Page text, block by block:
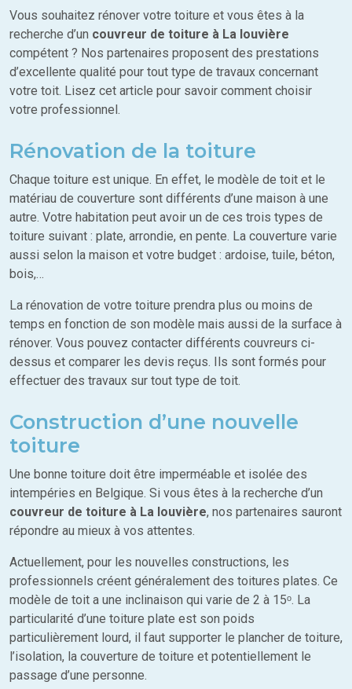
Vous souhaitez rénover votre toiture et vous êtes à la
recherche d’un couvreur de toiture à La louvière
compétent ? Nos partenaires proposent des prestations
d’excellente qualité pour tout type de travaux concernant
votre toit. Lisez cet article pour savoir comment choisir
votre professionnel.
Rénovation de la toiture
Chaque toiture est unique. En effet, le modèle de toit et le
matériau de couverture sont différents d’une maison à une
autre. Votre habitation peut avoir un de ces trois types de
toiture suivant : plate, arrondie, en pente. La couverture varie
aussi selon la maison et votre budget : ardoise, tuile, béton,
bois,…
La rénovation de votre toiture prendra plus ou moins de
temps en fonction de son modèle mais aussi de la surface à
rénover. Vous pouvez contacter différents couvreurs ci-
dessus et comparer les devis reçus. Ils sont formés pour
effectuer des travaux sur tout type de toit.
Construction d’une nouvelle
toiture
Une bonne toiture doit être imperméable et isolée des
intempéries en Belgique. Si vous êtes à la recherche d’un
couvreur de toiture à La louvière, nos partenaires sauront
répondre au mieux à vos attentes.
Actuellement, pour les nouvelles constructions, les
professionnels créent généralement des toitures plates. Ce
modèle de toit a une inclinaison qui varie de 2 à 15ᵒ. La
particularité d’une toiture plate est son poids
particulièrement lourd, il faut supporter le plancher de toiture,
l’isolation, la couverture de toiture et potentiellement le
passage d’une personne.